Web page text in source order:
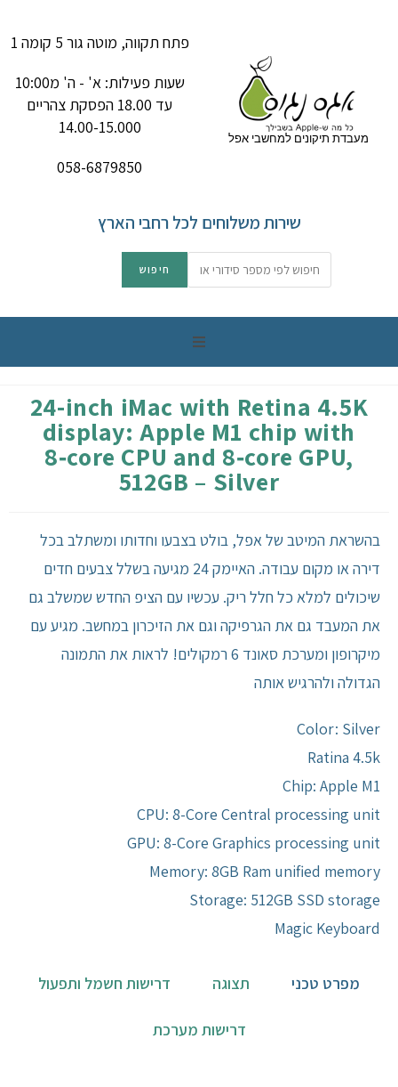
מעבדת תיקונים למחשבי אפל
פתח תקווה, מוטה גור 5 קומה 1
שעות פעילות: א' - ה' מ10:00
עד 18.00 הפסקת צהריים
14.00-15.000
058-6879850
שירות משלוחים לכל רחבי הארץ
מחשבי אפל
אביזרים לApple
מחשבי אפל משומשים
חלקים למק | Apple
שירות תיקונים למכשירי אפל
יצירת קשר
24-inch iMac with Retina 4.5K
display: Apple M1 chip with
8‑core CPU and 8‑core GPU,
512GB – Silver
בהשראת המיטב של אפל, בולט בצבעו וחדותו ומשתלב בכל
דירה או מקום עבודה. האיימק 24 מגיעה בשלל צבעים חדים
שיכולים למלא כל חלל ריק. עכשיו עם הציפ החדש שמשלב גם
את המעבד גם את הגרפיקה וגם את הזיכרון במחשב. מגיע עם
מיקרופון ומערכת סאונד 6 רמקולים! לראות את התמונה
הגדולה ולהרגיש אותה
Color: Silver
Ratina 4.5k
Chip: Apple M1
CPU: 8-Core Central processing unit
GPU: 8-Core Graphics processing unit
Memory: 8GB Ram unified memory
Storage: 512GB SSD storage
Magic Keyboard
מפרט טכני תצוגה דרישות חשמל ותפעול
דרישות מערכת